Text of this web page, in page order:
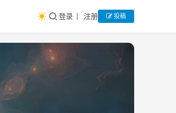
登录 注册 投稿